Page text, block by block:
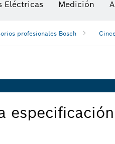
Eléctricas Medición
profesionales Bosch
especificación